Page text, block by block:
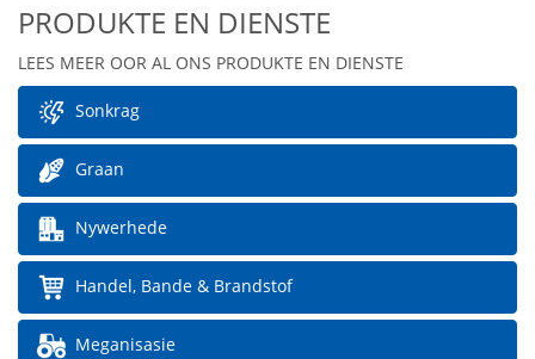
PRODUKTE EN DIENSTE
LEES MEER OOR AL ONS PRODUKTE EN DIENSTE
Sonkrag
Graan
Nywerhede
Handel, Bande & Brandstof
Meganisasie